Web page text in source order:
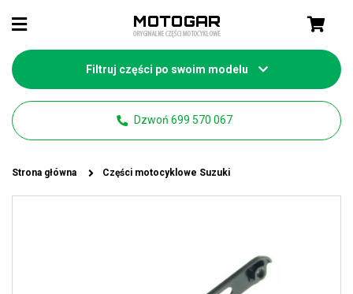
Filtruj części po swoim modelu
Dzwoń 699 570 067
Strona główna Części motocyklowe Suzuki